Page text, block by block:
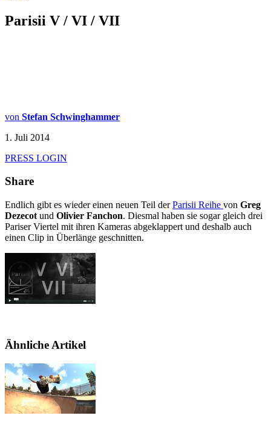
Parisii V / VI / VII
von Stefan Schwinghammer
1. Juli 2014
PRESS LOGIN
Share
Endlich gibt es wieder einen neuen Teil derParisii Reihe von Greg
Dezecot und Olivier Fanchon. Diesmal haben sie sogar gleich drei
Pariser Viertel mit ihren Kameras abgeklappert und deshalb auch
einen Clip in Überlänge geschnitten.
Ähnliche Artikel